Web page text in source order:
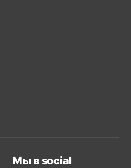
Мы в social